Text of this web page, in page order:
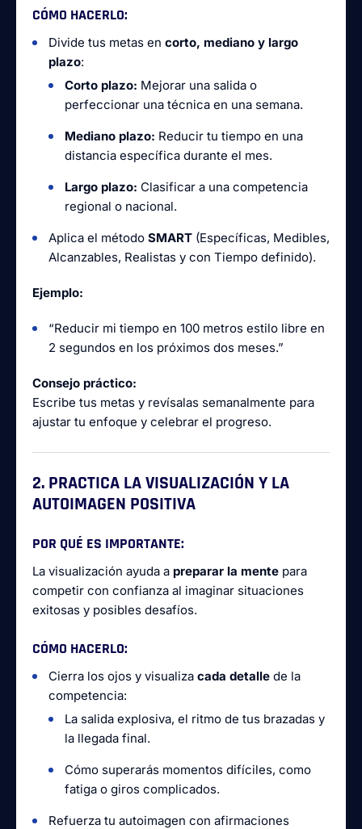
CÓMO HACERLO:
Divide tus metas en corto, mediano y largo
plazo:
Corto plazo: Mejorar una salida o
perfeccionar una técnica en una semana.
Mediano plazo: Reducir tu tiempo en una
distancia específica durante el mes.
Largo plazo: Clasificar a una competencia
regional o nacional.
Aplica el método SMART (Específicas, Medibles,
Alcanzables, Realistas y con Tiempo definido).
Ejemplo:
“Reducir mi tiempo en 100 metros estilo libre en
2 segundos en los próximos dos meses.”
Consejo práctico:
Escribe tus metas y revísalas semanalmente para
ajustar tu enfoque y celebrar el progreso.
2. PRACTICA LA VISUALIZACIÓN Y LA
AUTOIMAGEN POSITIVA
POR QUÉ ES IMPORTANTE:
La visualización ayuda a preparar la mente para
competir con confianza al imaginar situaciones
exitosas y posibles desafíos.
CÓMO HACERLO:
Cierra los ojos y visualiza cada detalle de la
competencia:
La salida explosiva, el ritmo de tus brazadas y
la llegada final.
Cómo superarás momentos difíciles, como
fatiga o giros complicados.
Refuerza tu autoimagen con afirmaciones